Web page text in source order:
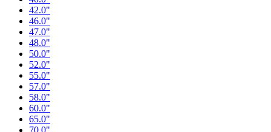
42.0"
46.0"
47.0"
48.0"
50.0"
52.0"
55.0"
57.0"
58.0"
60.0"
65.0"